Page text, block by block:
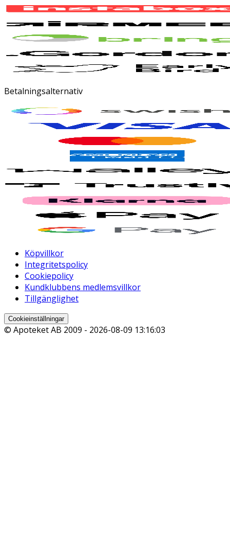
Betalningsalternativ
Köpvillkor
Integritetspolicy
Cookiepolicy
Kundklubbens medlemsvillkor
Tillgänglighet
Cookieinställningar
© Apoteket AB 2009 - 2026-08-09 13:16:03